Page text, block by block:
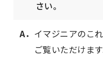
さい。
A． イマジニアのこ
ご覧いただけます